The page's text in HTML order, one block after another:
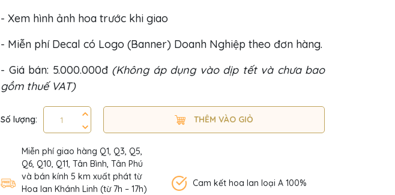
- Xem hình ảnh hoa trước khi giao
- Miễn phí Decal có Logo (Banner) Doanh Nghiệp theo đơn hàng.
- Giá bán: 5.000.000đ (Không áp dụng vào dịp tết và chưa bao
gồm thuế VAT)
Số lượng: THÊM VÀO GIỎ
Miễn phí giao hàng Q1, Q3, Q5,
Q6, Q10, Q11, Tân Bình, Tân Phú
và bán kính 5 km xuất phát từ
Hoa lan Khánh Linh (từ 7h – 17h)
Cam kết hoa lan loại A 100%